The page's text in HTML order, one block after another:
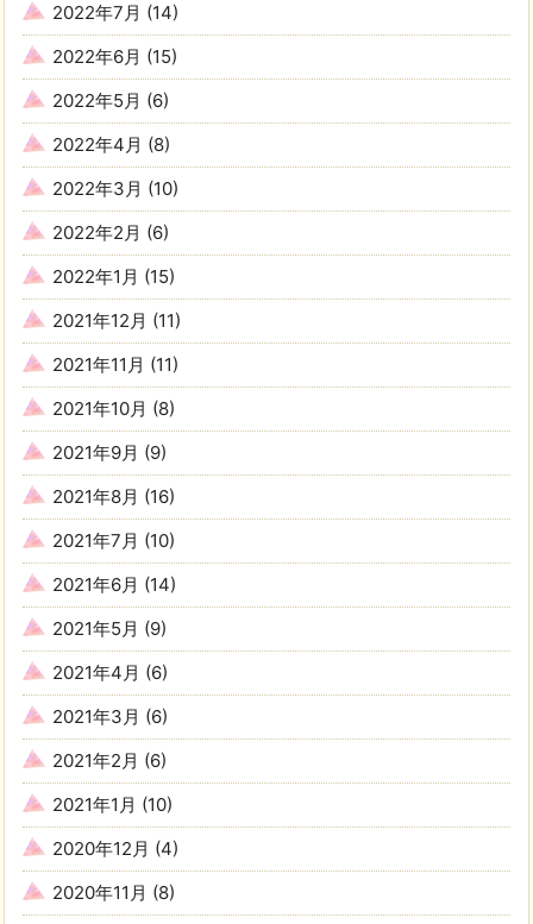
2022年7月 (14)
2022年6月 (15)
2022年5月 (6)
2022年4月 (8)
2022年3月 (10)
2022年2月 (6)
2022年1月 (15)
2021年12月 (11)
2021年11月 (11)
2021年10月 (8)
2021年9月 (9)
2021年8月 (16)
2021年7月 (10)
2021年6月 (14)
2021年5月 (9)
2021年4月 (6)
2021年3月 (6)
2021年2月 (6)
2021年1月 (10)
2020年12月 (4)
2020年11月 (8)